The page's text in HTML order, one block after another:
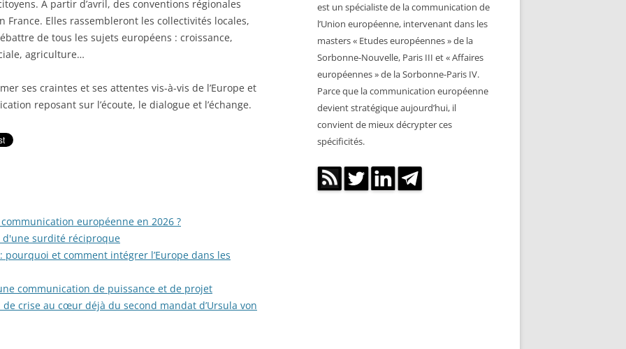
A partir d’avril, des conventions régionales
Elles rassembleront les collectivités locales,
de tous les sujets européens : croissance,
agriculture…
ses craintes et ses attentes vis-à-vis de l’Europe et
reposant sur l’écoute, le dialogue et l’échange.
européenne en 2026 ?
d'une surdité réciproque
et comment intégrer l’Europe dans les
communication de puissance et de projet
crise au cœur déjà du second mandat d’Ursula von
est un spécialiste de la communication de
l’Union européenne, intervenant dans les
masters « Etudes européennes » de la
Sorbonne-Nouvelle, Paris III et « Affaires
européennes » de la Sorbonne-Paris IV.
Parce que la communication européenne
devient stratégique aujourd’hui, il
convient de mieux décrypter ces
spécificités.